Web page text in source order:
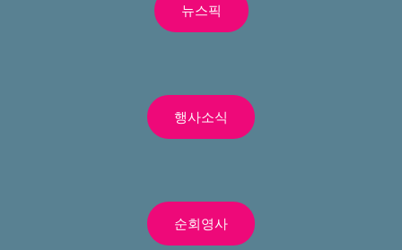
뉴스픽
행사소식
순회영사